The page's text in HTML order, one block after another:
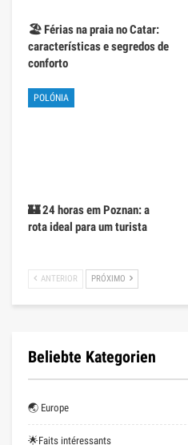
🏖️ Férias na praia no Catar:
características e segredos de
conforto
POLÓNIA
🏰 24 horas em Poznan: a
rota ideal para um turista
ANTERIOR PRÓXIMO
Beliebte Kategorien
🌏 Europe
🌟Faits intéressants